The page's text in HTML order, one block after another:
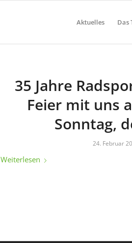
Aktuelles Das
35 Jahre
Feier mit uns
Sonntag,
24. Februar
Weiterlesen